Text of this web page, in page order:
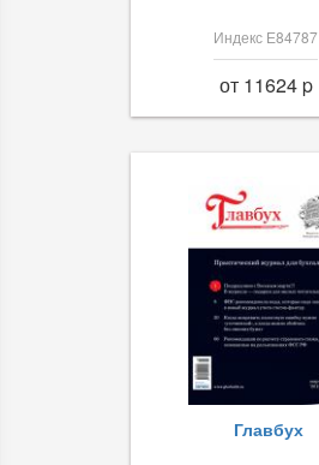
Индекс Е84787
от 11624 p
Главбух